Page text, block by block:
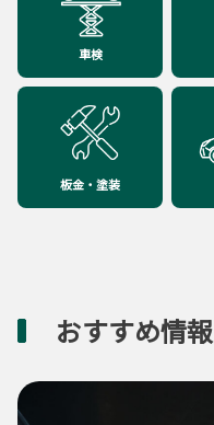
車検
板金・塗装
おすすめ情報